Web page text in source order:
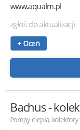
www.aqualm.pl
zgłoś do aktualizacji
+ Oceń
Bachus-
Pompy ciepła, kolektory